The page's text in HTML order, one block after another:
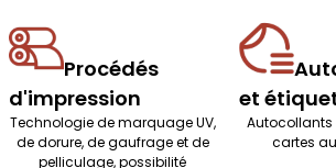
Procédés
d'impression
Technologie de marquage UV,
de dorure, de gaufrage et de
pelliculage, possibilité
et
Autocollants
cartes